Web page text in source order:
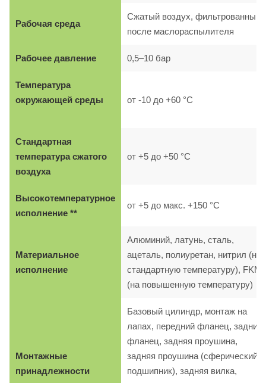
Рабочая среда
Сжатый воздух, фильтрованный,
после маслораспылителя
Рабочее давление 0,5–10 бар
Температура
окружающей среды
от -10 до +60 °C
Стандартная
температура сжатого
воздуха
от +5 до +50 °C
Высокотемпературное
исполнение **
от +5 до макс. +150 °C
Материальное
исполнение
Алюминий, латунь, сталь,
ацеталь, полиуретан, нитрил (на
стандартную температуру), FKM
(на повышенную температуру)
Монтажные
принадлежности
Базовый цилиндр, монтаж на
лапах, передний фланец, задний
фланец, задняя проушина,
задняя проушина (сферический
подшипник), задняя вилка,